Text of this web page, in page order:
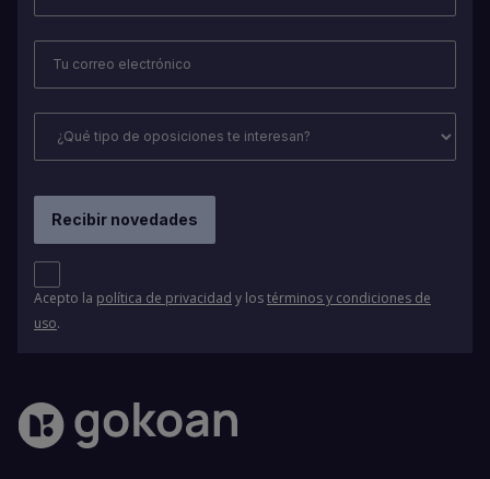
Acepto la política de privacidad y lostérminos y condiciones de
uso.